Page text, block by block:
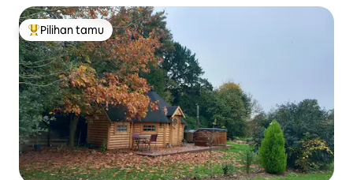
Pilihan tamu terpopuler
Pilihan tamu